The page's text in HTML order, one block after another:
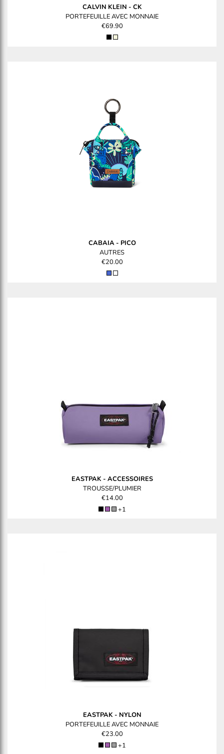
CALVIN KLEIN - CK
PORTEFEUILLE AVEC MONNAIE
€69.90
CABAIA- PICO
AUTRES
€20.00
EASTPAK - ACCESSOIRES
TROUSSE/PLUMIER
€14.00
+1
EASTPAK - NYLON
PORTEFEUILLE AVEC MONNAIE
€23.00
+1